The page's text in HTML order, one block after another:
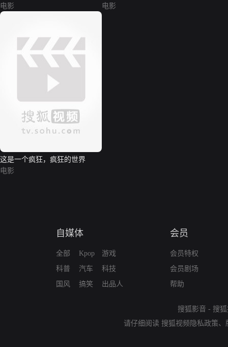
电影
电影
这是一个疯狂，疯狂的世界
电影
自媒体
全部
科普
国风
Kpop
汽车
搞笑
游戏
科技
出品人
会员
会员特权
会员剧场
帮助
搜狐影音 - 搜
请仔细阅读 搜狐视频隐私政策、